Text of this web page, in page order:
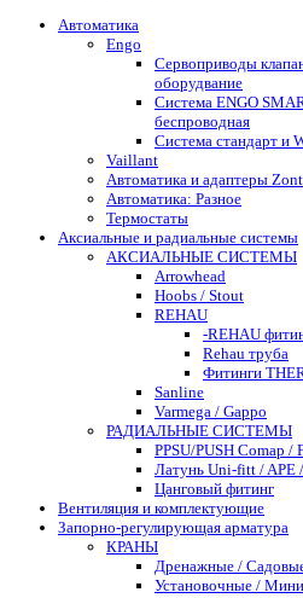
Автоматика
Engo
Сервоприводы
оборудвание
Система ENGO
беспроводная
Система стандарт и
Vaillant
Автоматика и адаптеры Zont
Автоматика: Разное
Термостаты
Аксиальные и радиальные системы
АКСИАЛЬНЫЕ СИСТЕМЫ
Arrowhead
Hoobs / Stout
REHAU
-REHAU
Rehau труба
Фитинги
Sanline
Varmega / Gappo
РАДИАЛЬНЫЕ СИСТЕМЫ
PPSU/PUSH Comap /
Латунь Uni-fitt / APE
Цанговый фитинг
Вентиляция и комплектующие
Запорно-регулирующая арматура
КРАНЫ
Дренажные /
Установочные / Мини